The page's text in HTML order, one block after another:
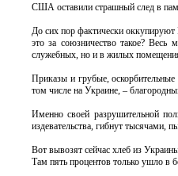
США оставили страшный след в
До сих пор фактически
это за союзничество такое? Весь
служебных, но и в жилых
Приказы и грубые,
том числе на Украине, –
Именно своей разрушительной
издевательства, гибнут тысячами,
Вот вывозят сейчас хлеб из
Там пять процентов только ушло в